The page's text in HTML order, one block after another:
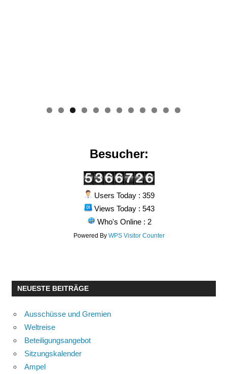
0 1 2
Besucher:
Users Today : 359
Views Today : 543
Who's Online : 2
Powered ByWPS Visitor Counter
NEUESTE BEITRÄGE
Ausschüsse und Gremien
Weltreise
Beteiligungsangebot
Sitzungskalender
Ampel